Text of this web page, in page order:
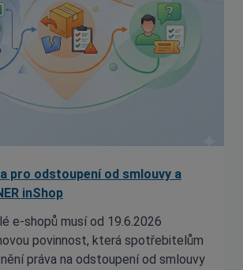
pro odstoupení od smlouvy a
inShop
e-shopů musí od 19.6.2026
povinnost, která spotřebitelům
práva na odstoupení od smlouvy